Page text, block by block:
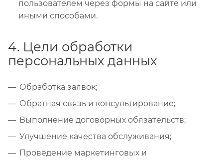
пользователем через формы на сайте или
иными способами.
4. Цели обработки
персональных данных
Обработка заявок;
Обратная связь и консультирование;
Выполнение договорных обязательств;
Улучшение качества обслуживания;
Проведение маркетинговых и